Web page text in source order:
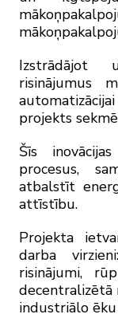
Izstrādājot
risinājumus
projekts
Šīs
procesus,
atbalstīt
attīstību.
Projekta
darba
risinājumi,
decentralizētā
industriālo